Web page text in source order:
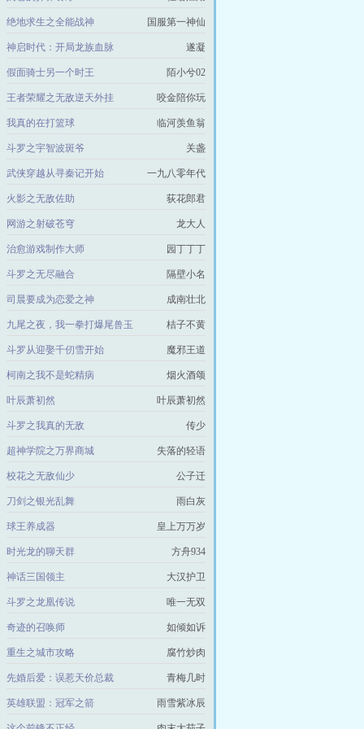
绝地求生之全能战神 国服第一神仙
神启时代：开局龙族血脉 遂凝
假面骑士另一个时王 陌小兮02
王者荣耀之无敌逆天外挂 咬金陪你玩
我真的在打篮球 临河羡鱼翁
斗罗之宇智波斑爷 关盏
武侠穿越从寻秦记开始 一九八零年代
火影之无敌佐助 荻花郎君
网游之射破苍穹 龙大人
治愈游戏制作大师 园丁丁丁
斗罗之无尽融合 隔壁小名
司晨要成为恋爱之神 成南壮北
九尾之夜，我一拳打爆尾兽玉 桔子不黄
斗罗从迎娶千仞雪开始 魔邪王道
柯南之我不是蛇精病 烟火酒颂
叶辰萧初然 叶辰萧初然
斗罗之我真的无敌 传少
超神学院之万界商城 失落的轻语
校花之无敌仙少 公子迁
刀剑之银光乱舞 雨白灰
球王养成器 皇上万万岁
时光龙的聊天群 方舟934
神话三国领主 大汉护卫
斗罗之龙凰传说 唯一无双
奇迹的召唤师 如倾如诉
重生之城市攻略 腐竹炒肉
先婚后爱：误惹天价总裁 青梅几时
英雄联盟：冠军之箭 雨雪紫冰辰